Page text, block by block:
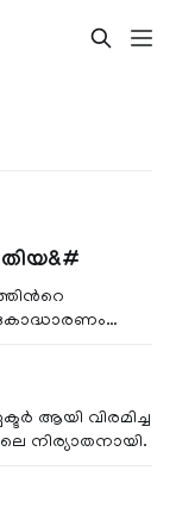
ഭരണ
ഒരു കറതീര്‍ന്ന
ആര്‍
ആയി വിരമിച്ച
നിര്യാതനായി.